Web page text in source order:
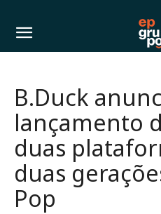
B.Duck
lançamento
duas
duas
Pop